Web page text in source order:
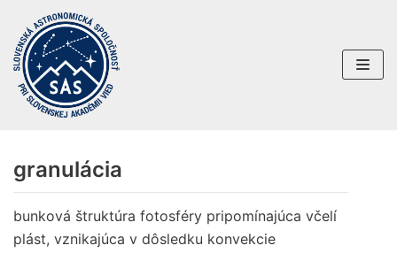
Preskočiť
na
obsah
granulácia
bunková štruktúra fotosféry pripomínajúca včelí
plást, vznikajúca v dôsledku konvekcie